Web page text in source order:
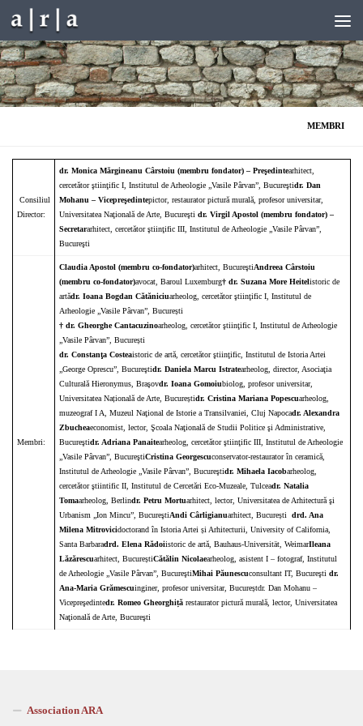
Skip to content
MEMBRI
Consiliul
Director:
dr. Monica Mărgineanu Cârstoiu (membru fondator) – Preşedintearhitect,
cercetător ştiinţific I, Institutul de Arheologie „Vasile Pârvan”, Bucureştidr. Dan
Mohanu – Vicepreşedintepictor, restaurator pictură murală, profesor universitar,
Universitatea Naţională de Arte, Bucureşti dr. Virgil Apostol (membru fondator) –
Secretararhitect, cercetător ştiinţific III, Institutul de Arheologie „Vasile Pârvan”,
Bucureşti
Membri:
Claudia Apostol (membru co-fondator)arhitect, BucureştiAndreea Cârstoiu
(membru co-fondator)avocat, Baroul Luxemburg† dr. Suzana More Heitelistoric de
artădr. Ioana Bogdan Cătăniciuarheolog, cercetător ştiinţific I, Institutul de
Arheologie „Vasile Pârvan”, București
† dr. Gheorghe Cantacuzinoarheolog, cercetător ştiinţific I, Institutul de Arheologie
„Vasile Pârvan”, București
dr. Constanţa Costeaistoric de artă, cercetător ştiinţific, Institutul de Istoria Artei
„George Oprescu”, Bucureştidr. Daniela Marcu Istratearheolog, director, Asociaţia
Culturală Hieronymus, Braşovdr. Ioana Gomoiubiolog, profesor universitar,
Universitatea Națională de Arte, Bucureștidr. Cristina Mariana Popescuarheolog,
muzeograf I A, Muzeul Naţional de Istorie a Transilvaniei, Cluj Napocadr. Alexandra
Zbucheaeconomist, lector, Şcoala Naţională de Studii Politice şi Administrative,
Bucureştidr. Adriana Panaitearheolog, cercetător ştiinţific III, Institutul de Arheologie
„Vasile Pârvan”, BucureştiCristina Georgescuconservator-restaurator în ceramică,
Institutul de Arheologie „Vasile Pârvan”, Bucureştidr. Mihaela Iacobarheolog,
cercetător ştiintific II, Institutul de Cercetări Eco-Muzeale, Tulceadr. Natalia
Tomaarheolog, Berlindr. Petru Mortuarhitect, lector, Universitatea de Arhitectură şi
Urbanism „Ion Mincu”, BucureştiAndi Cârligianuarhitect, București drd. Ana
Milena Mitrovicidoctorand în Istoria Artei și Arhitecturii, University of California,
Santa Barbaradrd. Elena Rădoiistoric de artă, Bauhaus-Universität, WeimarIleana
Lăzărescuarhitect, BucureștiCătălin Nicolaearheolog, asistent I – fotograf, Institutul
de Arheologie „Vasile Pârvan”, BucureştiMihai Păunescuconsultant IT, Bucureşti dr.
Ana-Maria Grămescuinginer, profesor universitar, Bucureștdr. Dan Mohanu –
Vicepreşedintedr. Romeo Gheorghiță restaurator pictură murală, lector, Universitatea
Naţională de Arte, Bucureşti
Association ARA